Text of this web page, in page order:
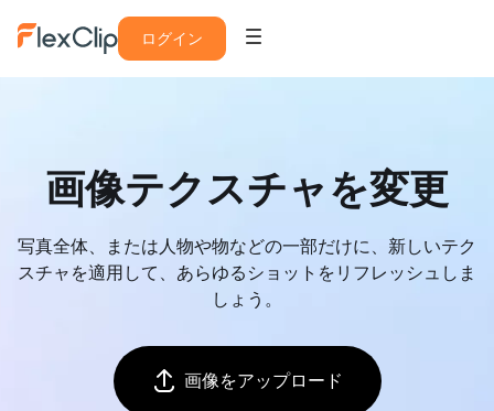
ログイン
画像テクスチャを変更
写真全体、または人物や物などの一部だけに、新しいテク
スチャを適用して、あらゆるショットをリフレッシュしま
しょう。
画像をアップロード